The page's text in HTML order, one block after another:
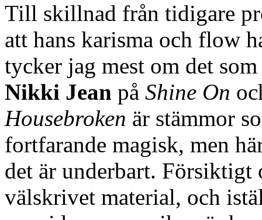
Till skillnad från tidigare
att hans karisma och flow
tycker jag mest om det
Nikki Jean på Shine On
Housebroken är stämmor
fortfarande magisk, men
det är underbart. Försiktigt
välskrivet material, och